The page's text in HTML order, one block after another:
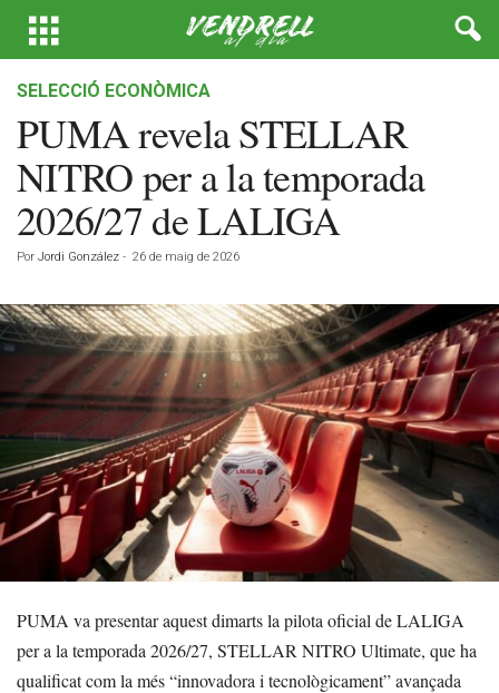
SELECCIÓ ECONÒMICA
PUMA revela STELLAR
NITRO per a la temporada
2026/27 de LALIGA
Por Jordi González - 26 de maig de 2026
PUMA va presentar aquest dimarts la pilota oficial de LALIGA
per a la temporada 2026/27, STELLAR NITRO Ultimate, que ha
qualificat com la més “innovadora i tecnològicament” avançada